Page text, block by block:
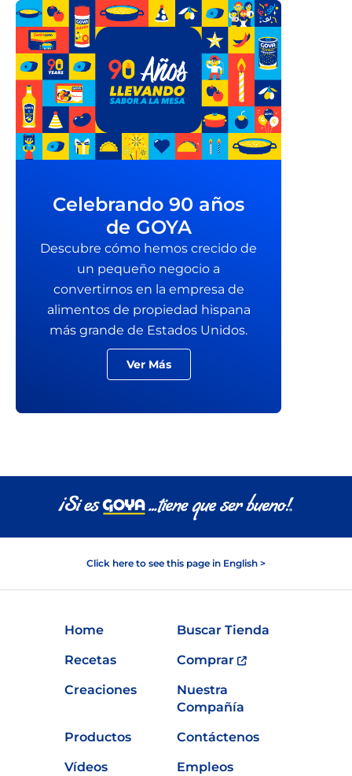
Celebrando 90 años
de GOYA
Descubre cómo hemos crecido de
un pequeño negocio a
convertirnos en la empresa de
alimentos de propiedad hispana
más grande de Estados Unidos.
Ver Más
Click here to see this page in English >
Home
Buscar Tienda
Recetas
Comprar
Creaciones
Nuestra
Compañía
Productos
Contáctenos
Vídeos
Empleos